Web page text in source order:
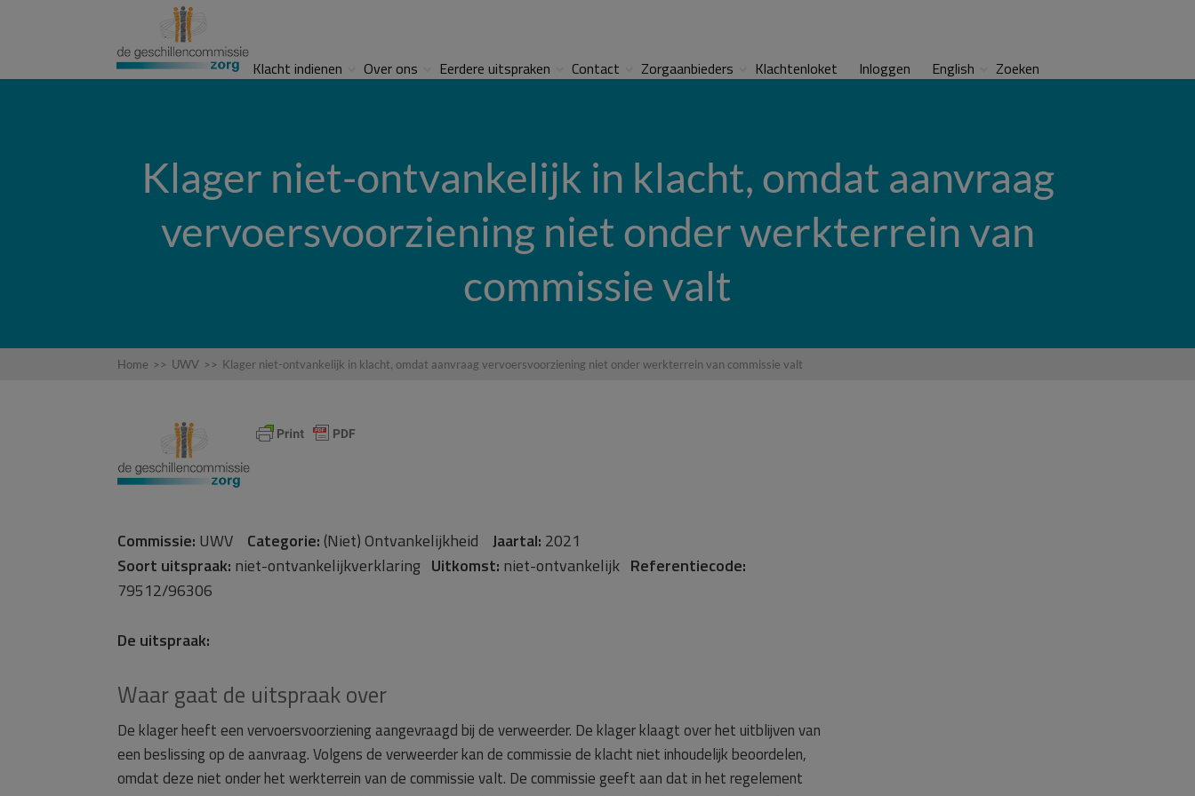
Klacht indienen Over ons Eerdere uitspraken Contact Zorgaanbieders Klachtenloket Inloggen English Zoeken
Klager niet-ontvankelijk in klacht, omdat aanvraag
vervoersvoorziening niet onder werkterrein van
commissie valt
Home >> UWV >> Klager niet-ontvankelijk in klacht, omdat aanvraag vervoersvoorziening niet onder werkterrein van commissie valt
Commissie: UWV Categorie:(Niet) Ontvankelijkheid Jaartal: 2021
Soort uitspraak: niet-ontvankelijkverklaring Uitkomst: niet-ontvankelijk Referentiecode:
79512/96306
De uitspraak:
Waar gaat de uitspraak over
De klager heeft een vervoersvoorziening aangevraagd bij de verweerder. De klager klaagt over het uitblijven van
een beslissing op de aanvraag. Volgens de verweerder kan de commissie de klacht niet inhoudelijk beoordelen,
omdat deze niet onder het werkterrein van de commissie valt. De commissie geeft aan dat in het regelement